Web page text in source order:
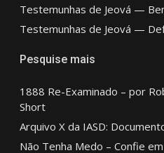
Testemunhas de Jeová —
Testemunhas de Jeová —
Pesquise mais
1888 Re-Examinado – por
Short
Arquivo X da IASD:
Não Tenha Medo – Confie